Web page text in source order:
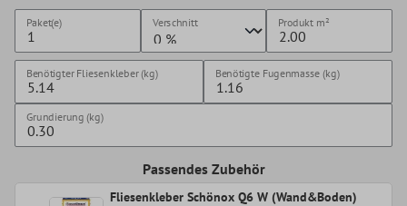
Paket(e) Verschnitt Produkt m²
Benötigter Fliesenkleber (kg) Benötigte Fugenmasse (kg)
Grundierung (kg)
Passendes Zubehör
Fliesenkleber Schönox Q6 W (Wand&Boden)